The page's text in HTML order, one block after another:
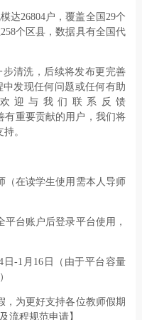
达26804户，覆盖全国29个
个区县，数据具有全国代
清洗，后续将发布更完善
发现任何问题或任何有助
迎与我们联系反馈
有重要贡献的用户，我们将
。
（在读学生使用需本人导师
台账户后登录平台使用，
日-1月16日（由于平台容量
，为更好支持各位教师假期
流程规范申请】